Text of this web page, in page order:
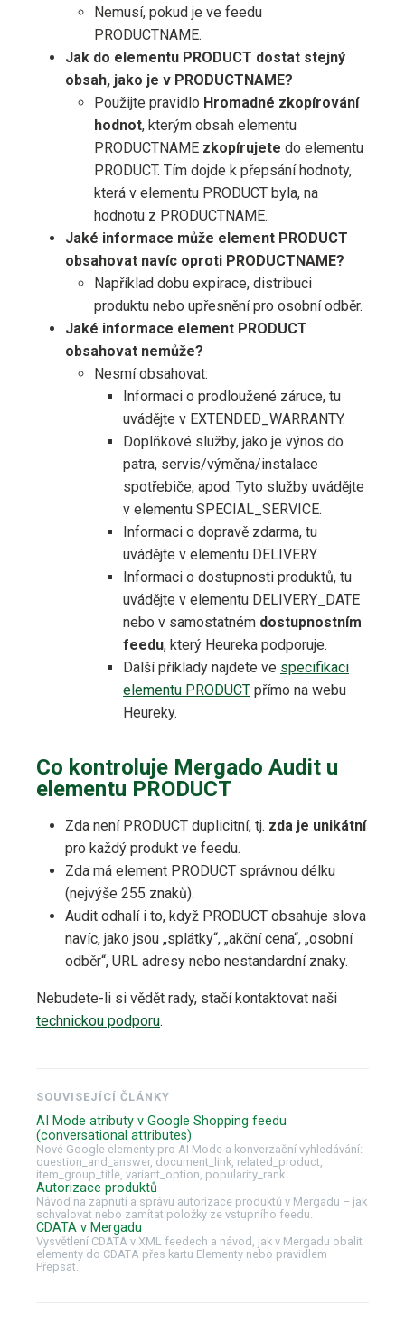
Nemusí, pokud je ve feedu
PRODUCTNAME.
Jak do elementu PRODUCT dostat stejný
obsah, jako je v PRODUCTNAME?
Použijte pravidlo Hromadné zkopírování
hodnot, kterým obsah elementu
PRODUCTNAME zkopírujete do elementu
PRODUCT. Tím dojde k přepsání hodnoty,
která v elementu PRODUCT byla, na
hodnotu z PRODUCTNAME.
Jaké informace může element PRODUCT
obsahovat navíc oproti PRODUCTNAME?
Například dobu expirace, distribuci
produktu nebo upřesnění pro osobní odběr.
Jaké informace element PRODUCT
obsahovat nemůže?
Nesmí obsahovat:
Informaci o prodloužené záruce, tu
uvádějte v EXTENDED_WARRANTY.
Doplňkové služby, jako je výnos do
patra, servis/výměna/instalace
spotřebiče, apod. Tyto služby uvádějte
v elementu SPECIAL_SERVICE.
Informaci o dopravě zdarma, tu
uvádějte v elementu DELIVERY.
Informaci o dostupnosti produktů, tu
uvádějte v elementu DELIVERY_DATE
nebo v samostatném dostupnostním
feedu, který Heureka podporuje.
Další příklady najdete ve specifikaci
elementu PRODUCT přímo na webu
Heureky.
Co kontroluje Mergado Audit u
elementu PRODUCT
Zda není PRODUCT duplicitní, tj. zda je unikátní
pro každý produkt ve feedu.
Zda má element PRODUCT správnou délku
(nejvýše 255 znaků).
Audit odhalí i to, když PRODUCT obsahuje slova
navíc, jako jsou „splátky“, „akční cena“, „osobní
odběr“, URL adresy nebo nestandardní znaky.
Nebudete-li si vědět rady, stačí kontaktovat naši
technickou podporu.
SOUVISEJÍCÍ ČLÁNKY
AI Mode atributy v Google Shopping feedu
(conversational attributes)
Nové Google elementy pro AI Mode a konverzační vyhledávání:
question_and_answer, document_link, related_product,
item_group_title, variant_option, popularity_rank.
Autorizace produktů
Návod na zapnutí a správu autorizace produktů v Mergadu – jak
schvalovat nebo zamítat položky ze vstupního feedu.
CDATA v Mergadu
Vysvětlení CDATA v XML feedech a návod, jak v Mergadu obalit
elementy do CDATA přes kartu Elementy nebo pravidlem
Přepsat.